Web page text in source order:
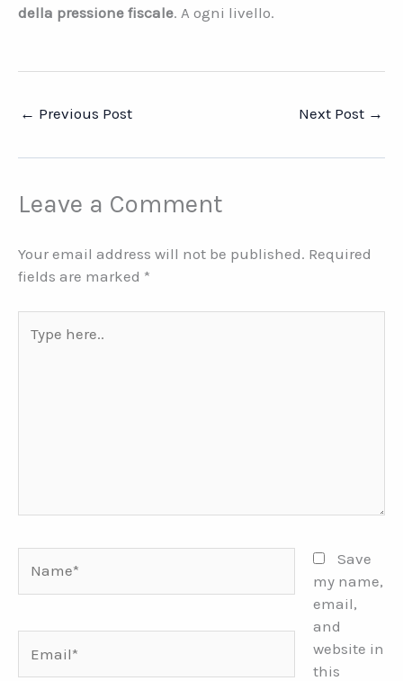
della pressione fiscale. A ogni livello.
← Previous Post Next Post →
Leave a Comment
Your email address will not be published. Required
fields are marked *
here..
Save
my name,
email,
and
website in
this